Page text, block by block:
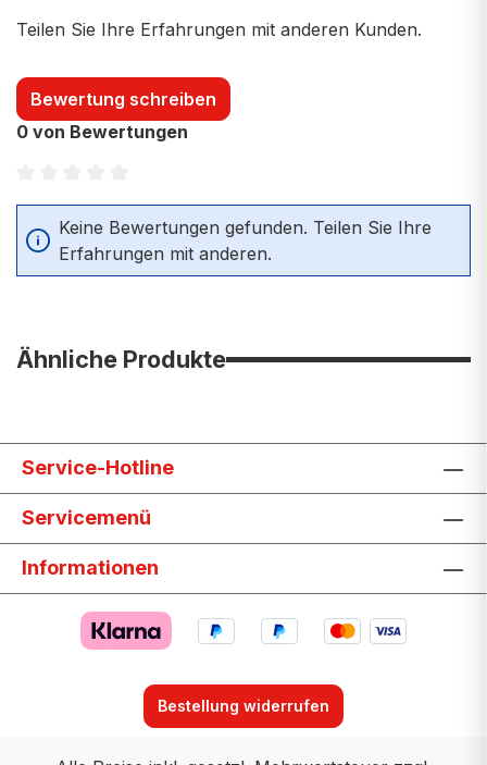
Teilen Sie Ihre Erfahrungen mit anderen Kunden.
Bewertung schreiben
0 von Bewertungen
Durchschnittliche Bewertung von 0 von 5 Sternen
Keine Bewertungen gefunden. Teilen Sie Ihre
Erfahrungen mit anderen.
Ähnliche Produkte
Service-Hotline
Servicemenü
Informationen
Bestellung widerrufen